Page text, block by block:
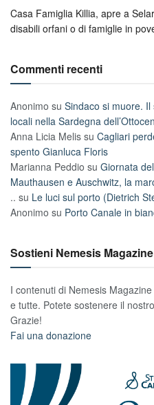
Casa Famiglia Killia, apre a
disabili orfani o di famiglie in
Commenti recenti
Anonimo su Sindaco si muore.
locali nella Sardegna
Anna Licia Melis su Cagliari
spento Gianluca Floris
Marianna Peddio su Giornata
Mauthausen e Auschwitz, la
.. su Le luci sul porto (Dietrich
Anonimo su Porto Canale in
Sostieni Nemesis Magazine
I contenuti di Nemesis
e tutte. Potete sostenere il
Grazie!
Fai una donazione